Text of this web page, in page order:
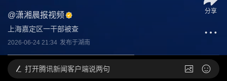
@潇湘晨报视频
上海嘉定区一干部被查
2026-06-24 21:34 发布于湖南
分享
打开腾讯新闻客户端说两句